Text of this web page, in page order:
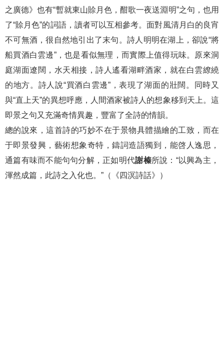
之廣德》也有“暫就東山賒月色，酣歌一夜送淵明”之句，也用
了“賒月色”的詞語，讀者可以互相參考。面對風清月白的良宵
不可無酒，很自然地引出了末句。詩人明明在湖上，卻說“將
船買酒白雲邊”，也是看似無理，而實際上值得玩味。原來洞
庭湖面遼闊，水天相接，詩人遙看湖畔酒家，就在白雲繚繞
的地方。詩人說“買酒白雲邊”，表現了湖面的壯闊。同時又
與“直上天”的異想呼應，人間酒家被詩人的想象移到天上。這
即景之句又充滿奇情異趣，豐富了全詩的情韻。
總的說來，這首詩的巧妙不在于景物具體描繪的工致，而在
于即景發興，藝術想象奇特，鑄詞造語獨到，能啓人逸思，
通篇有味而不能句句分解，正如明代謝榛所說：“以興為主，
渾然成篇，此詩之入化也。”（《四溟詩話》）